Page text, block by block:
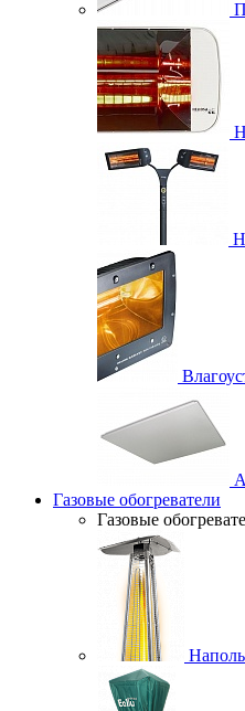
Газовые обогреватели
Газовые